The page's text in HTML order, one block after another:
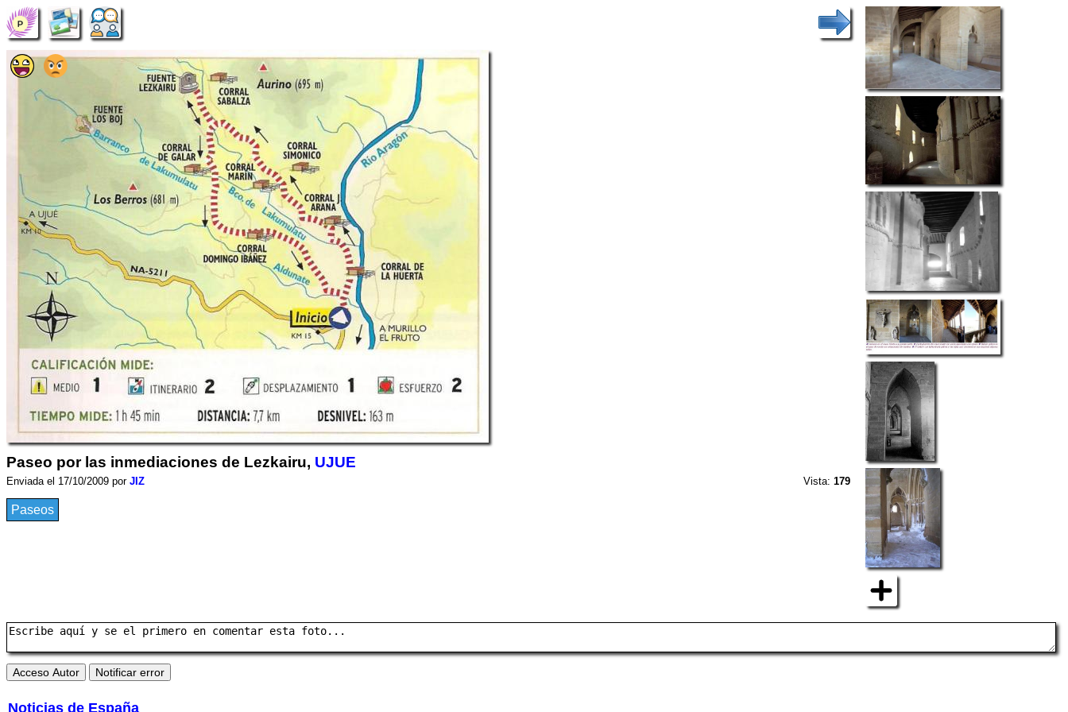
Paseo por las inmediaciones de Lezkairu, UJUE
Enviada el 17/10/2009 por JIZ Vista:179
Paseos
Noticias de España